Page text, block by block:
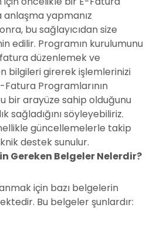
anlaşma yapmanız
bu sağlayıcıdan size
edilir. Programın kurulumunu
düzenlemek ve
bilgileri girerek işlemlerinizi
Programlarının
bir arayüze sahip olduğunu
sağladığını söyleyebiliriz.
güncellemelerle takip
destek sunulur.
Gereken Belgeler Nelerdir?
için bazı belgelerin
Bu belgeler şunlardır: